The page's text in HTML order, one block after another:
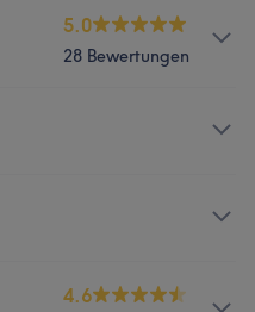
5.0
28 Bewertungen
4.6